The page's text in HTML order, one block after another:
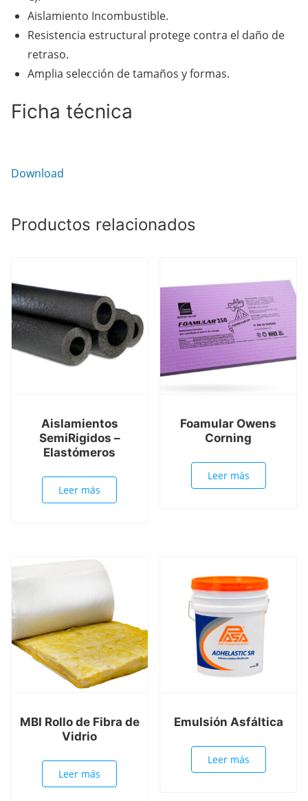
Aislamiento Incombustible.
Resistencia estructural protege contra el daño de
retraso.
Amplia selección de tamaños y formas.
Ficha técnica
Download
Productos relacionados
Aislamientos
SemiRigidos –
Elastómeros
Leer más
Foamular Owens
Corning
Leer más
MBI Rollo de Fibra de
Vidrio
Leer más
Emulsión Asfáltica
Leer más